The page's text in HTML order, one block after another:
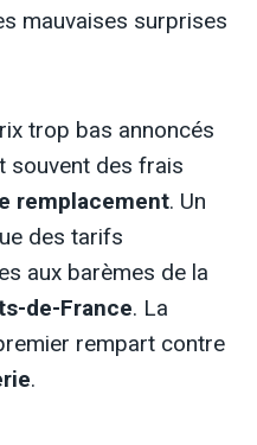
mauvaises surprises
trop bas annoncés
souvent des frais
remplacement. Un
des tarifs
aux barèmes de la
de-France. La
rempart contre
.